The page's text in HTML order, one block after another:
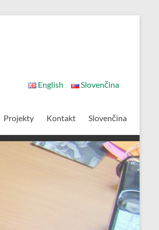
English Slovenčina
Projekty Kontakt Slovenčina